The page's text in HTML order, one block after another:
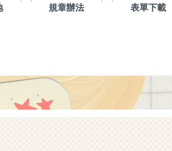
規章辦法 表單下載